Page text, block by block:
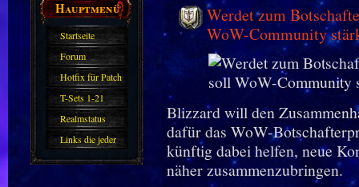
Hauptmenü
Startseite
Forum
Hotfix für Patch
11.X
T-Sets 1-21
Realmstatus
Links die jeder
kennen sollte?!
Werdet zum
WoW-Community
Blizzard will den
dafür das WoW-
künftig dabei helfen, neue
näher zusammenzubringen.